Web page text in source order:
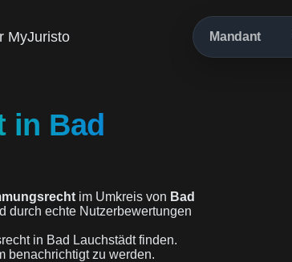
MyJuristo Mandant
in Bad
im Umkreis von Bad
durch echte Nutzerbewertungen
in Bad Lauchstädt finden.
benachrichtigt zu werden.